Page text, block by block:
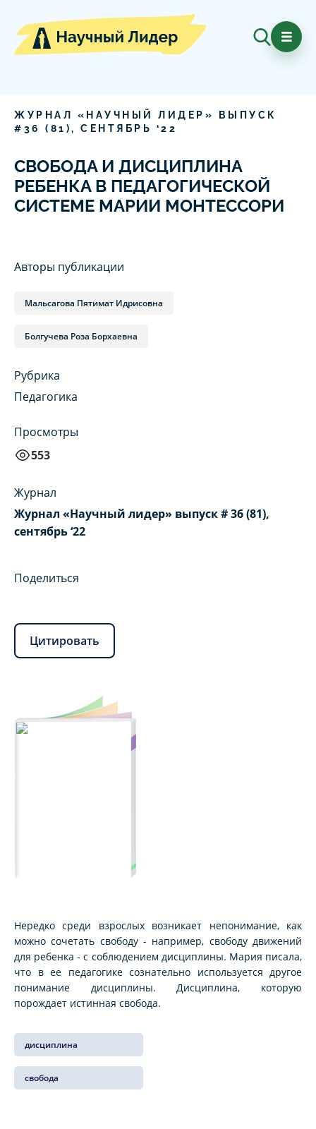
ЖУРНАЛ «НАУЧНЫЙ ЛИДЕР» ВЫПУСК
# 36 ( 81 ), СЕНТЯБРЬ ‘22
СВОБОДА И ДИСЦИПЛИНА
РЕБЕНКА В ПЕДАГОГИЧЕСКОЙ
СИСТЕМЕ МАРИИ МОНТЕССОРИ
Авторы публикации
Мальсагова Пятимат Идрисовна
Болгучева Роза Борхаевна
Рубрика
Педагогика
Просмотры
553
Журнал
Журнал «Научный лидер» выпуск # 36 (81),
сентябрь ‘22
Поделиться
Цитировать
Нередко среди взрослых возникает непонимание, как
можно сочетать свободу - например, свободу движений
для ребенка - с соблюдением дисциплины. Мария писала,
что в ее педагогике сознательно используется другое
понимание дисциплины. Дисциплина, которую
порождает истинная свобода.
дисциплина
свобода